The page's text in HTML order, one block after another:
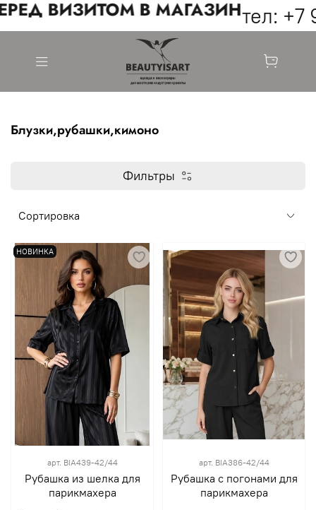
ВИЗИТОМ В МАГАЗИНтел: +7
Блузки,рубашки,кимоно
Фильтры
НОВИНКА
арт. BIA439-42/44
Рубашка из шелка для
парикмахера
арт. BIA386-42/44
Рубашка с погонами для
парикмахера